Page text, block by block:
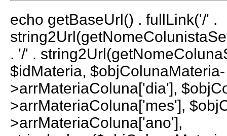
echo getBaseUrl() . fullLink('/' .
. '/' .
$idMateria, $objColunaMateria-
>arrMateriaColuna['dia'],
>arrMateriaColuna['mes'],
>arrMateriaColuna['ano'],